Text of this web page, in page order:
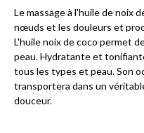
Le massage à l'huile de noix
nœuds et les douleurs et
L'huile noix de coco permet
peau. Hydratante et
tous les types et peau. Son
transportera dans un
douceur.